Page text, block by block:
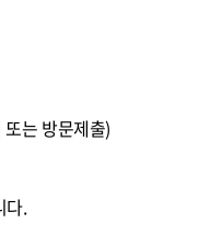
는 방문제출)
다.